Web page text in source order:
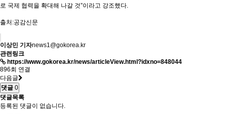
로 국제 협력을 확대해 나갈 것”이라고 강조했다.
출처:공감신문
이상민 기자news1@gokorea.kr
관련링크
https://www.gokorea.kr/news/articleView.html?idxno=848044
896회 연결
다음글
댓글 0
댓글목록
등록된 댓글이 없습니다.